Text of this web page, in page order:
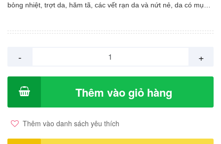
bỏng nhiệt, trợt da, hăm tã, các vết rạn da và nứt nẻ, da có mụn
tã, các vết rạn da và nứt nẻ, da có mụn nước, vết thương vô
Nước, panthenol, butan, propan, ethyihexyl stearate, paraffin
lỏng, cetearyl alcohol, glyceffi glyceryl stearate, ceteareth-20, dâu
isobutan Công dụng Xịt cháy nắng và bỏng nhiệt Panthenol
10% chứa thành phần chính là dexpanthenol có tác dụng dưỡng
- +
Thêm vào giỏ hàng
Thêm vào danh sách yêu thích